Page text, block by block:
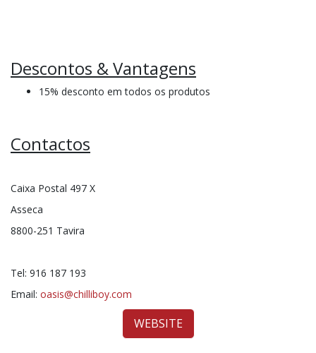
Descontos & Vantagens
15% desconto em todos os produtos
Contactos
Caixa Postal 497 X
Asseca
8800-251 Tavira
Tel: 916 187 193
Email: oasis@chilliboy.com
WEBSITE